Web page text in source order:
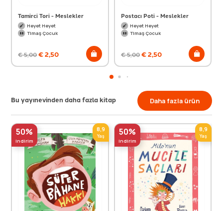
Tamirci Tori - Meslekler
Heyet Heyet
Timaş Çocuk
€5,00€2,50
Postacı Poti - Meslekler
Heyet Heyet
Timaş Çocuk
€5,00€2,50
Bu yayınevinden daha fazla kitap Daha fazla ürün
50%
indirim
8,9
Yaş 50%
indirim
8,9
Yaş